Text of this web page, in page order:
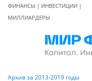
ФИНАНСЫ | ИНВЕСТИЦИИ |
МИЛЛИАРДЕРЫ
Архив за 2013-2019 годы